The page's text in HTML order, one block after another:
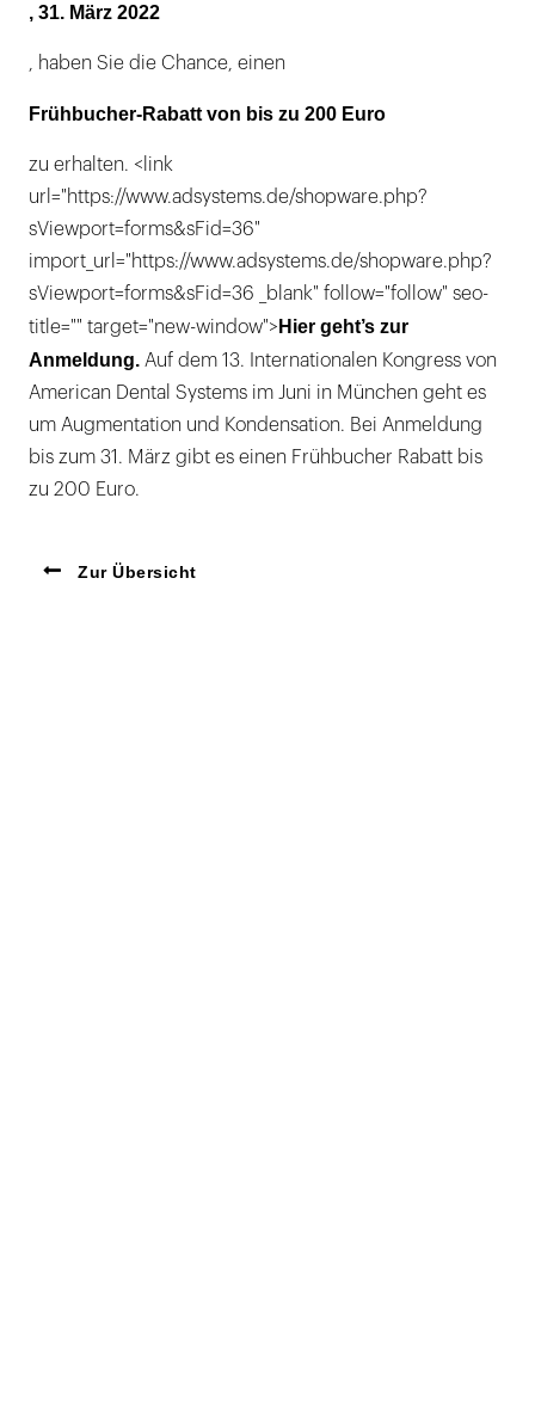
, 31. März 2022
, haben Sie die Chance, einen
Frühbucher-Rabatt von bis zu 200 Euro
zu erhalten. <link
url="https://www.adsystems.de/shopware.php?
sViewport=forms&sFid=36"
import_url="https://www.adsystems.de/shopware.php?
sViewport=forms&sFid=36 _blank" follow="follow" seo-
title="" target="new-window"> Hier geht’s zur
Anmeldung. Auf dem 13. Internationalen Kongress von
American Dental Systems im Juni in München geht es
um Augmentation und Kondensation. Bei Anmeldung
bis zum 31. März gibt es einen Frühbucher Rabatt bis
zu 200 Euro.
Zur Übersicht